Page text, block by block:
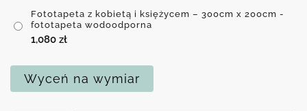
Fototapeta z kobietą i księżycem – 300cm x 200cm -
fototapeta wodoodporna
1,080 zł
Wyceń na wymiar